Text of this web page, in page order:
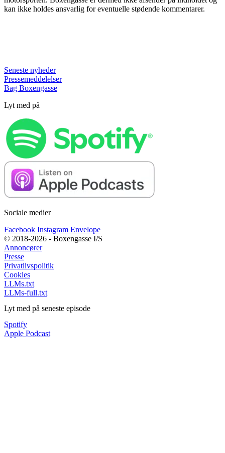
kan ikke holdes ansvarlig for eventuelle stødende kommentarer.
Seneste nyheder
Pressemeddelelser
Bag Boxengasse
Lyt med på
Sociale medier
Facebook Instagram Envelope
© 2018-2026 - Boxengasse I/S
Annoncører
Presse
Privatlivspolitik
Cookies
LLMs.txt
LLMs-full.txt
Lyt med på seneste episode
Spotify
Apple Podcast